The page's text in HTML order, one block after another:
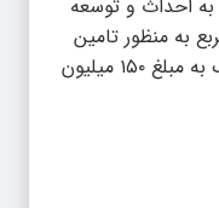
احداث و توسعه
مساحت ۲۲۰ متر مربع به منظور تامین
گل و گیاه مورد نیاز فضای سبز شهرک به مبلغ ۱۵۰ میلیون